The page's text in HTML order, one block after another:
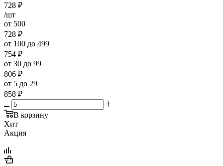
728 ₽
/шт
от 500
728 ₽
от 100 до 499
754 ₽
от 30 до 99
806 ₽
от 5 до 29
858 ₽
В корзину
Хит
Акция